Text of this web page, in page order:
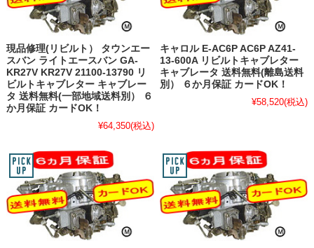
現品修理(リビルト） タウンエー
スバン ライトエースバン GA-
KR27V KR27V 21100-13790 リ
ビルトキャブレター キャブレー
タ 送料無料(一部地域送料別） ６
か月保証 カードOK！
¥64,350(税込)
キャロル E-AC6P AC6P AZ41-
13-600A リビルトキャブレター
キャブレータ 送料無料(離島送料
別） ６か月保証 カードOK！
¥58,520(税込)